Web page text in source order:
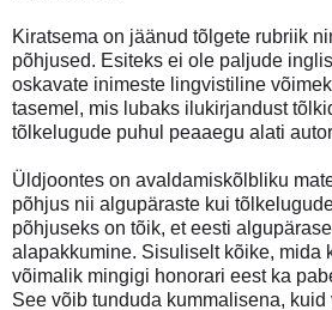
Kiratsema on jäänud tõlgete rubriik
põhjused. Esiteks ei ole paljude
oskavate inimeste lingvistiline
tasemel, mis lubaks ilukirjandust
tõlkelugude puhul peaaegu alati
Üldjoontes on avaldamiskõlbliku
põhjus nii algupäraste kui
põhjuseks on tõik, et eesti
alapakkumine. Sisuliselt kõike, mida
võimalik mingigi honorari eest ka
See võib tunduda kummalisena,